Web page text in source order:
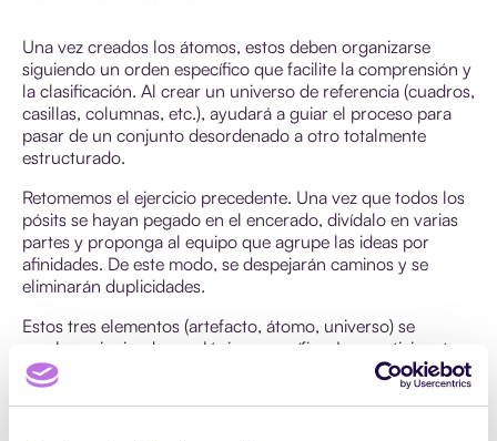
Una vez creados los átomos, estos deben organizarse
siguiendo un orden específico que facilite la comprensión y
la clasificación. Al crear un universo de referencia (cuadros,
casillas, columnas, etc.), ayudará a guiar el proceso para
pasar de un conjunto desordenado a otro totalmente
estructurado.
Retomemos el ejercicio precedente. Una vez que todos los
pósits se hayan pegado en el encerado, divídalo en varias
partes y proponga al equipo que agrupe las ideas por
afinidades. De este modo, se despejarán caminos y se
eliminarán duplicidades.
Estos tres elementos (artefacto, átomo, universo) se
emplean siguiendo una lógica específica. Los participantes
anotan sus ideas en los artefactos. Cuando se alcanza una
cantidad de artefactos numerosa, se convierten en átomos.
A continuación, estos átomos se sitúan en un universo de